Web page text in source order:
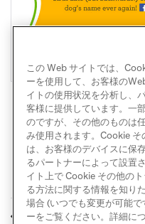
前へ サブスクリプショ
この Web サイトでは、
ーを使用して、お客様の
イトの使用状況を分析し、
客様に提供しています。一
のですが、その他のものは
み使用されます。Cookie
は、お客様のデバイスに保
るパートナーによって設置
イト上で Cookie その他の
る方法に関する情報を知り
場合 (いつでも変更が可能
ーをご覧ください。詳細に